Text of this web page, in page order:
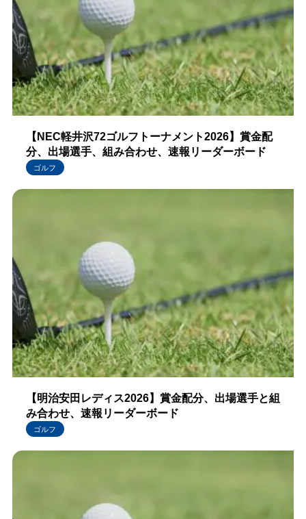
【NEC軽井沢72ゴルフトーナメント2026】賞金配
分、出場選手、組み合わせ、速報リーダーボード
ゴルフ
【明治安田レディス2026】賞金配分、出場選手と組
み合わせ、速報リーダーボード
ゴルフ